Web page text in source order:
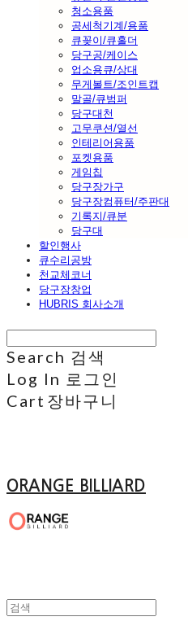
청소용품
공세척기계/용품
큐꽂이/큐홀더
당구공/케이스
업소용큐/상대
무게볼트/조인트캡
말골/큐범퍼
당구대천
고무쿠션/열선
인테리어용품
포켓용품
게임칩
당구장가구
당구장컴퓨터/주판대
기록지/큐분
당구대
할인행사
큐수리공방
천교체코너
당구장창업
HUBRIS 회사소개
Search 검색
Log In 로그인
Cart 장바구니
ORANGE BILLIARD